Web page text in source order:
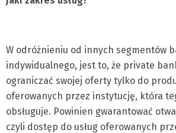
W odróżnieniu od innych segmentów
indywidualnego, jest to, że private
ograniczać swojej oferty tylko do
oferowanych przez instytucję, która
obsługuje. Powinien gwarantować
czyli dostęp do usług oferowanych